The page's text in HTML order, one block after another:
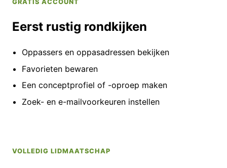
GRATIS ACCOUNT
Eerst rustig rondkijken
Oppassers en oppasadressen bekijken
Favorieten bewaren
Een conceptprofiel of -oproep maken
Zoek- en e-mailvoorkeuren instellen
VOLLEDIG LIDMAATSCHAP